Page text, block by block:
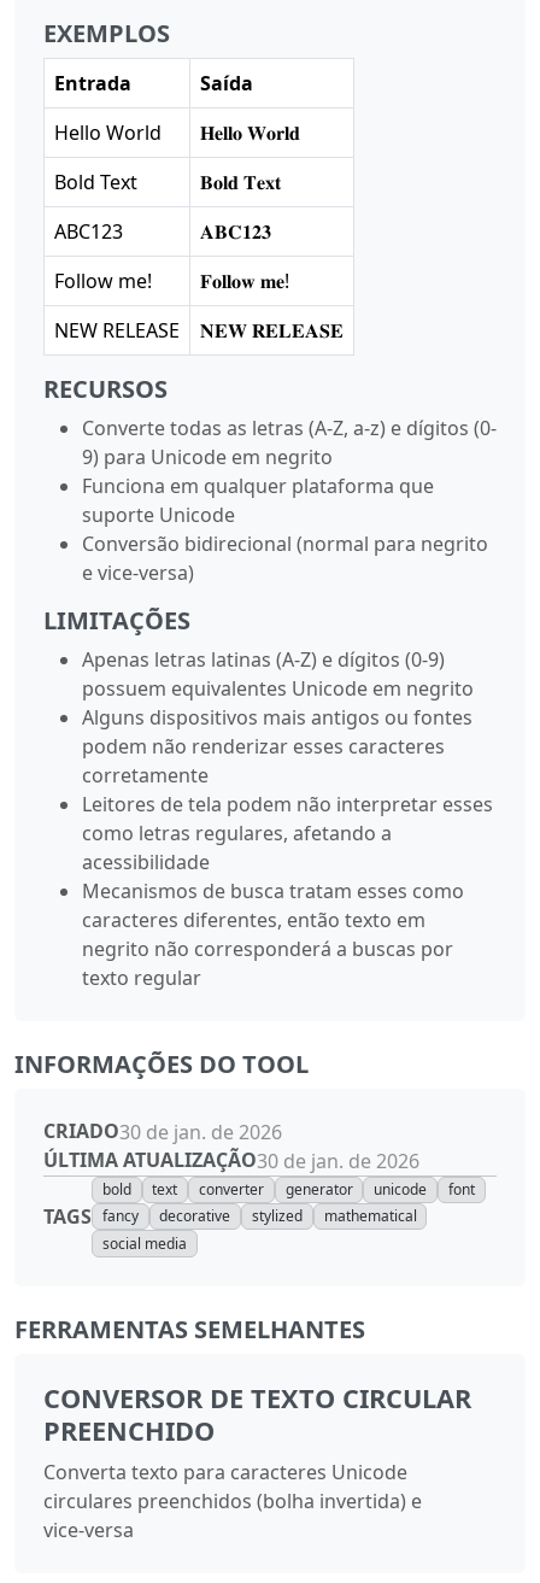
EXEMPLOS
Entrada
Saída
Hello World
𝐇𝐞𝐥𝐥𝐨 𝐖𝐨𝐫𝐥𝐝
Bold Text
𝐁𝐨𝐥𝐝 𝐓𝐞𝐱𝐭
ABC123
𝐀𝐁𝐂𝟏𝟐𝟑
Follow me!
𝐅𝐨𝐥𝐥𝐨𝐰 𝐦𝐞!
NEW RELEASE
𝐍𝐄𝐖 𝐑𝐄𝐋𝐄𝐀𝐒𝐄
RECURSOS
Converte todas as letras (A-Z, a-z) e dígitos (0-
9) para Unicode em negrito
Funciona em qualquer plataforma que
suporte Unicode
Conversão bidirecional (normal para negrito
e vice-versa)
LIMITAÇÕES
Apenas letras latinas (A-Z) e dígitos (0-9)
possuem equivalentes Unicode em negrito
Alguns dispositivos mais antigos ou fontes
podem não renderizar esses caracteres
corretamente
Leitores de tela podem não interpretar esses
como letras regulares, afetando a
acessibilidade
Mecanismos de busca tratam esses como
caracteres diferentes, então texto em
negrito não corresponderá a buscas por
texto regular
INFORMAÇÕES DO TOOL
CRIADO30 de jan. de 2026
ÚLTIMA ATUALIZAÇÃO30 de jan. de 2026
TAGS
bold text converter generator unicode
font
fancy
decorative stylized
mathematical
social media
FERRAMENTAS SEMELHANTES
CONVERSOR DE TEXTO CIRCULAR
PREENCHIDO
Converta texto para caracteres Unicode
circulares preenchidos (bolha invertida) e
vice‑versa